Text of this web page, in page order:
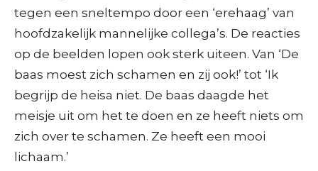
tegen een sneltempo door een ‘erehaag’ van
hoofdzakelijk mannelijke collega’s. De reacties
op de beelden lopen ook sterk uiteen. Van ‘De
baas moest zich schamen en zij ook!’ tot ‘Ik
begrijp de heisa niet. De baas daagde het
meisje uit om het te doen en ze heeft niets om
zich over te schamen. Ze heeft een mooi
lichaam.’